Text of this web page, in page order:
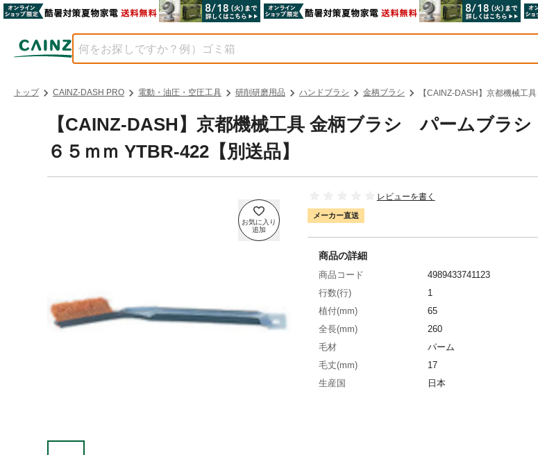
トップ CAINZ-DASH PRO 電動・油圧・空圧工具 研削研磨用品 ハンドブラシ 金柄ブラシ 【CAINZ-DASH】京都機械
【CAINZ-DASH】京都機械工具 金柄ブラシ パームブ
６５ｍｍ YTBR-422【別送品】
レビューを書く
メーカー直送
商品の詳細
商品コード
4989433741123
行数(行)
1
植付(mm)
65
全長(mm)
260
毛材
パーム
毛丈(mm)
17
生産国
日本